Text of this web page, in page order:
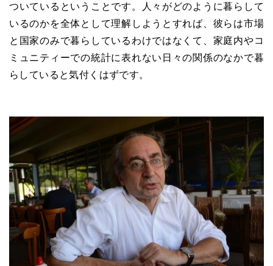
ついているということです。人々がどのように暮らして
いるのかを全体として理解しようとすれば、彼らは市場
と国家のみで暮らしているわけではなくて、家庭内やコ
ミュニティーでの統計に表れない日々の関係のなかで暮
らしていると気付くはずです。